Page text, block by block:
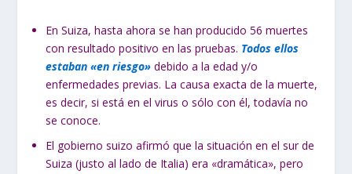
En Suiza, hasta ahora se han producido 56 muertes
con resultado positivo en las pruebas. Todos ellos
estaban «en riesgo» debido a la edad y/o
enfermedades previas. La causa exacta de la muerte,
es decir, si está en el virus o sólo con él, todavía no
se conoce.
El gobierno suizo afirmó que la situación en el sur de
Suiza (justo al lado de Italia) era «dramática», pero